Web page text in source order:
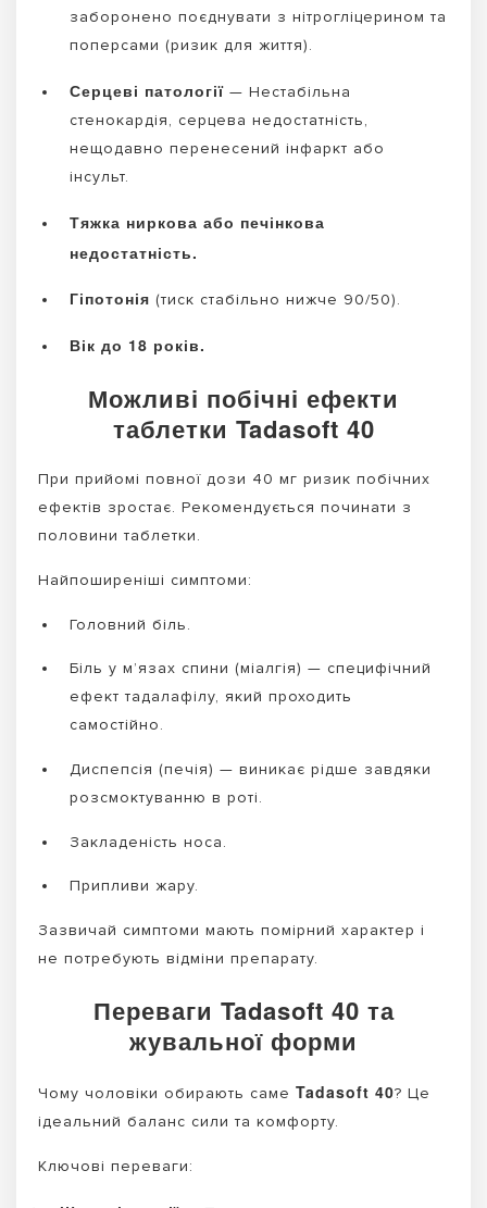
заборонено поєднувати з нітрогліцерином та
поперсами (ризик для життя).
Серцеві патології — Нестабільна
стенокардія, серцева недостатність,
нещодавно перенесений інфаркт або
інсульт.
Тяжка ниркова або печінкова
недостатність.
Гіпотонія (тиск стабільно нижче 90/50).
Вік до 18 років.
Можливі побічні ефекти
таблетки Tadasoft 40
При прийомі повної дози 40 мг ризик побічних
ефектів зростає. Рекомендується починати з
половини таблетки.
Найпоширеніші симптоми:
Головний біль.
Біль у м’язах спини (міалгія) — специфічний
ефект тадалафілу, який проходить
самостійно.
Диспепсія (печія) — виникає рідше завдяки
розсмоктуванню в роті.
Закладеність носа.
Припливи жару.
Зазвичай симптоми мають помірний характер і
не потребують відміни препарату.
Переваги Tadasoft 40 та
жувальної форми
Чому чоловіки обирають саме Tadasoft 40? Це
ідеальний баланс сили та комфорту.
Ключові переваги: